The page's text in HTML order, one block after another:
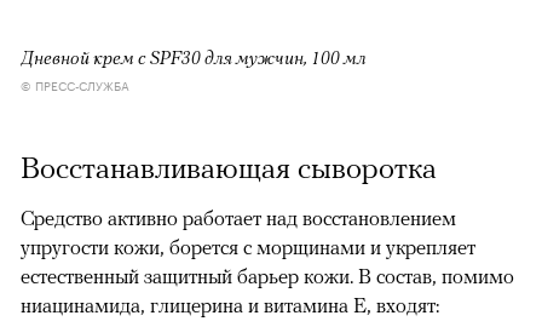
Дневной крем с SPF30 для мужчин, 100 мл
© ПРЕСС-СЛУЖБА
Восстанавливающая сыворотка
Средство активно работает над восстановлением
упругости кожи, борется с морщинами и укрепляет
естественный защитный барьер кожи. В состав, помимо
ниацинамида, глицерина и витамина Е, входят: